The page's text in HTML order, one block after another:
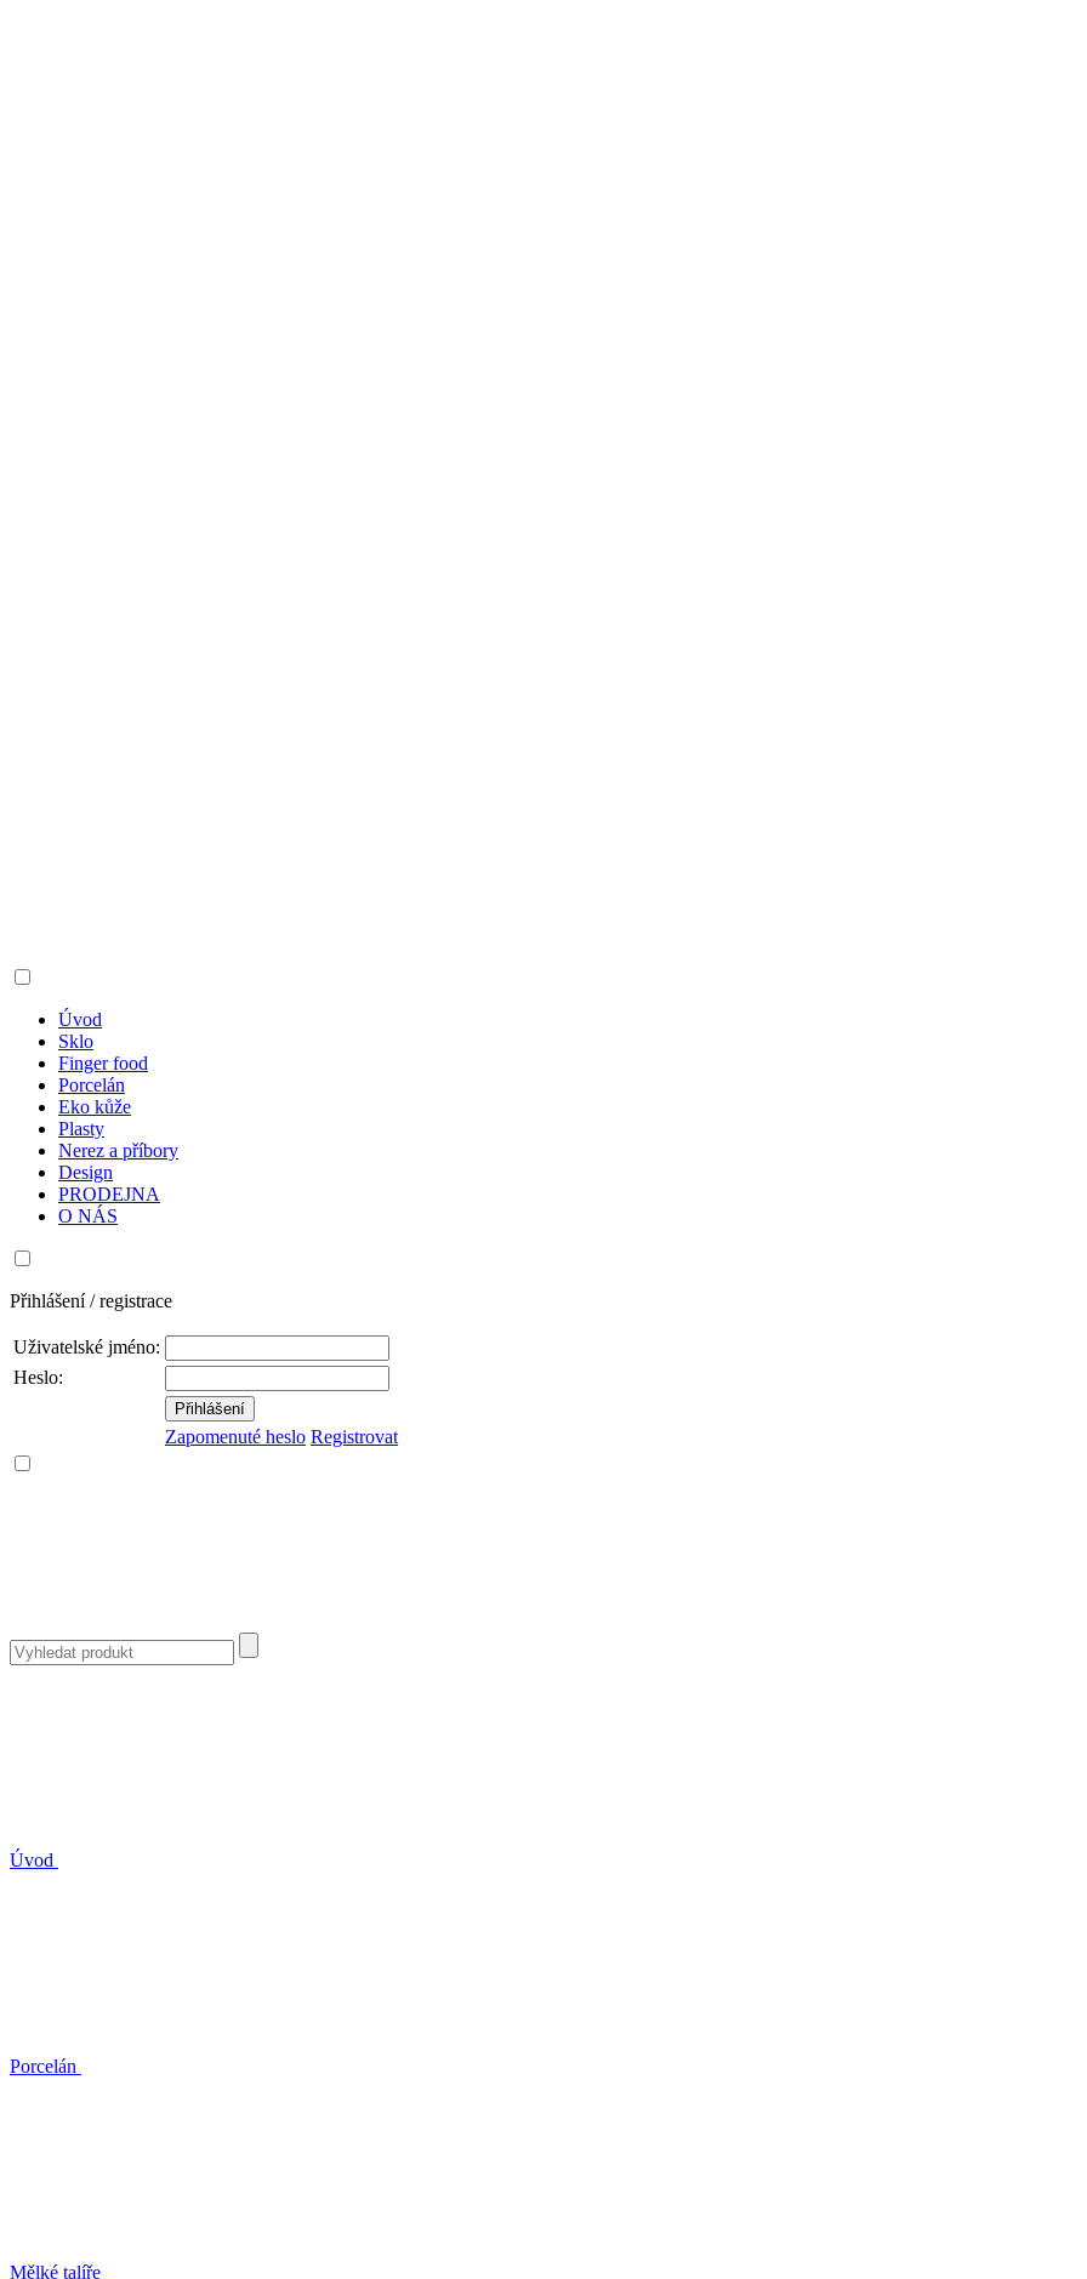
Úvod
Sklo
Finger food
Porcelán
Eko kůže
Plasty
Nerez a příbory
Design
PRODEJNA
O NÁS
Přihlášení / registrace
Uživatelské jméno:
Heslo:
Zapomenuté heslo Registrovat
Úvod
Porcelán
Mělké talíře